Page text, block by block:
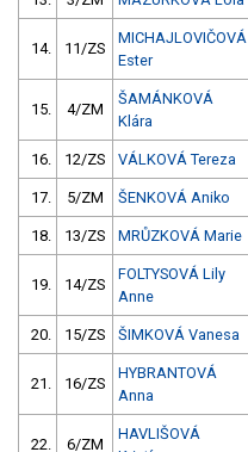
14. 11/ZS
MICHAJLOVIČOVÁ
Ester
15. 4/ZM
ŠAMÁNKOVÁ
Klára
16. 12/ZS VÁLKOVÁ Tereza
17. 5/ZM ŠENKOVÁ Aniko
18. 13/ZS MRŮZKOVÁ Marie
19. 14/ZS
FOLTYSOVÁ Lily
Anne
20. 15/ZS ŠIMKOVÁ Vanesa
21. 16/ZS
HYBRANTOVÁ
Anna
22. 6/ZM
HAVLIŠOVÁ